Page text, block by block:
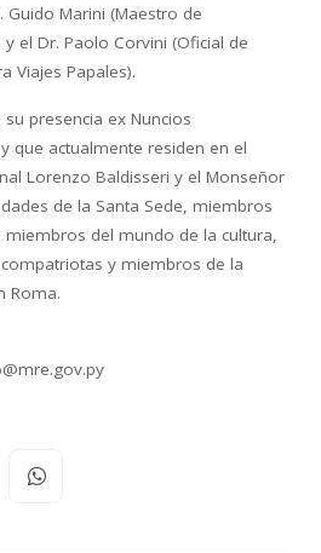
Guido Marini (Maestro de
el Dr. Paolo Corvini (Oficial de
Viajes Papales).
presencia ex Nuncios
que actualmente residen en el
Lorenzo Baldisseri y el Monseñor
de la Santa Sede, miembros
del mundo de la cultura,
y miembros de la
Roma.
y